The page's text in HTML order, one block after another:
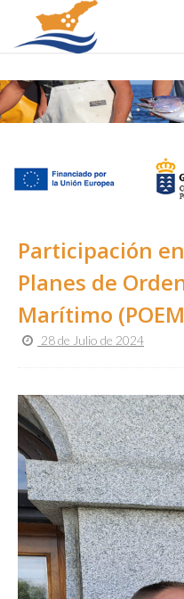
Participación
Planes de
Marítimo
28 de Julio de 2024